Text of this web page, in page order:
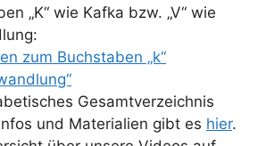
„K“ wie Kafka bzw. „V“ wie
zum Buchstaben „k“
Gesamtverzeichnis
und Materialien gibt es hier.